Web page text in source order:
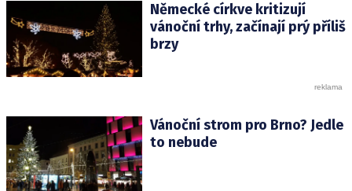
Německé církve kritizují
vánoční trhy, začínají prý příliš
brzy
Vánoční strom pro Brno? Jedle
to nebude